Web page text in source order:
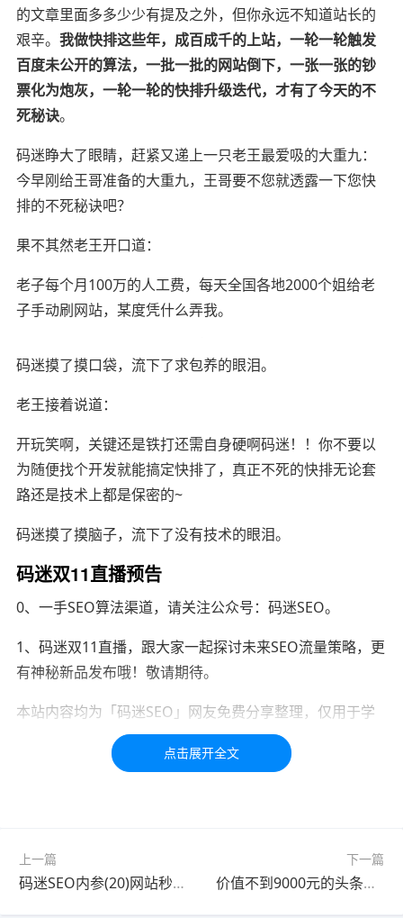
的文章里面多多少少有提及之外，但你永远不知道站长的
艰辛。 我做快排这些年，成百成千的上站，一轮一轮触发
百度未公开的算法，一批一批的网站倒下，一张一张的钞
票化为炮灰，一轮一轮的快排升级迭代，才有了今天的不
死秘诀。
码迷睁大了眼睛，赶紧又递上一只老王最爱吸的大重九：
今早刚给王哥准备的大重九，王哥要不您就透露一下您快
排的不死秘诀吧？
果不其然老王开口道：
老子每个月100万的人工费， 每天全国各地2000个姐给老
子手动刷网站，某度凭什么弄我。
码迷摸了摸口袋，流下了求包养的眼泪。
老王接着说道：
开玩笑啊，关键还是铁打还需自身硬啊码迷！！你不要以
为随便找个开发就能搞定快排了，真正不死的快排无论套
路还是技术上都是保密的~
码迷摸了摸脑子，流下了没有技术的眼泪。
码迷双11直播预告
0、一手SEO算法渠道，请关注公众号：码迷SEO。
1、码迷双11直播，跟大家一起探讨未来SEO流量策略，更
有神秘新品发布哦！敬请期待。
本站内容均为「码迷SEO」网友免费分享整理，仅用于学
习交流，如有疑问，请联系我们48小时处理！！！！
上一篇
码迷SEO内参(20)网站秒收策略：基于时效性算法促进内容快速收录
下一篇
价值不到9000元的头条精品站套路，小白一年起10个流量过万的网站